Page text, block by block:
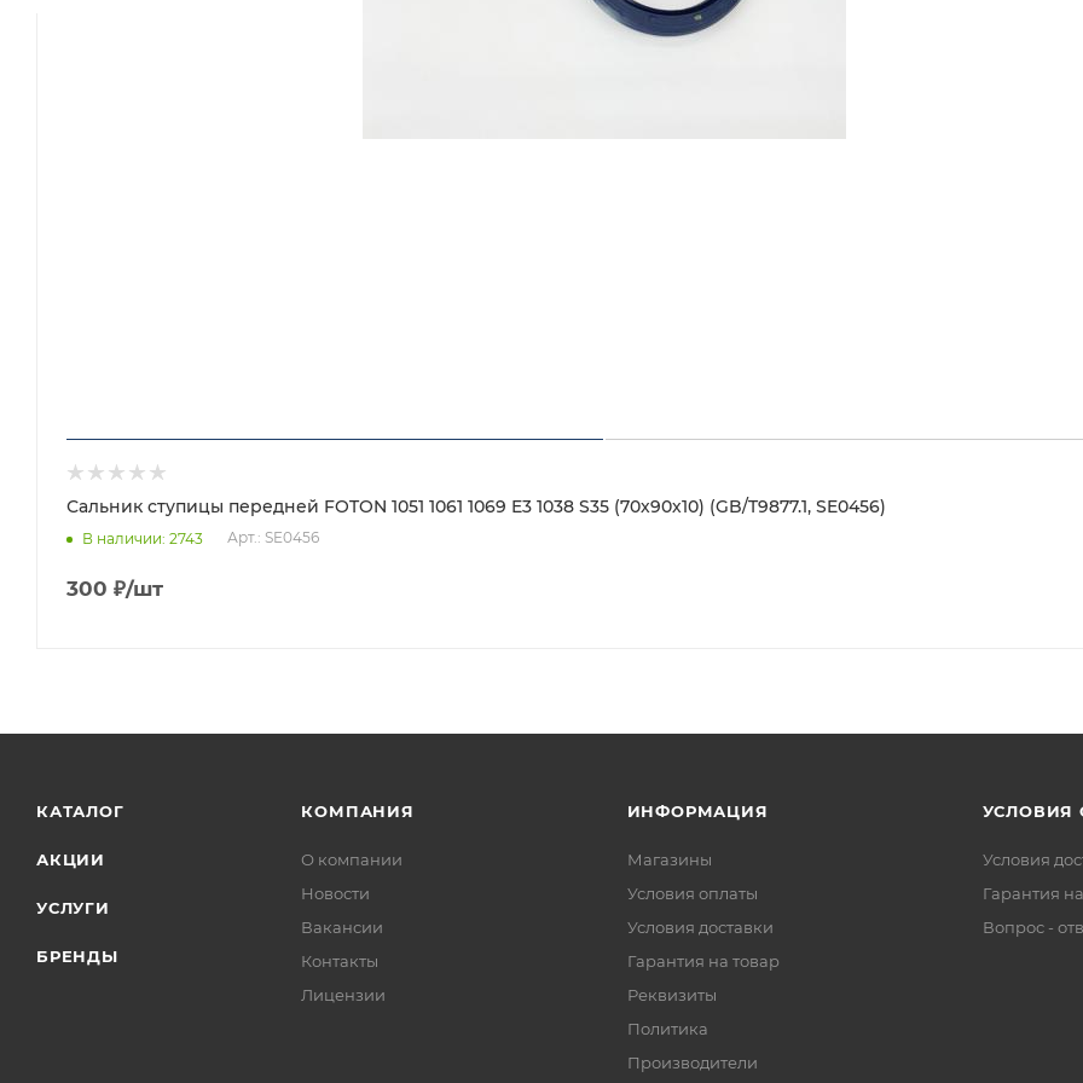
Сальник ступицы передней FOTON 1051 1061 1069 E3 1038 S35 (70х90х10) (GB/T9877.1, SE0456)
В наличии: 2743 Арт.: SE0456
300 ₽/шт
КАТАЛОГ
АКЦИИ
УСЛУГИ
БРЕНДЫ
КОМПАНИЯ
О компании
Новости
Вакансии
Контакты
Лицензии
ИНФОРМАЦИЯ
Магазины
Условия оплаты
Условия доставки
Гарантия на товар
Реквизиты
Политика
Производители
УСЛОВИЯ
Условия
Гарантия
Вопрос -